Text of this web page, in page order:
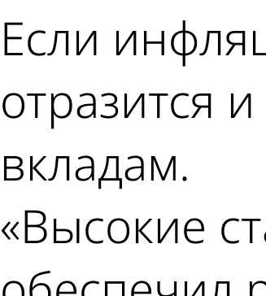
Если
отразится
вкладам.
«Высокие